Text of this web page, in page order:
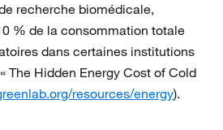
recherche biomédicale,
% de la consommation totale
dans certaines institutions
The Hidden Energy Cost of Cold
resources/energy).